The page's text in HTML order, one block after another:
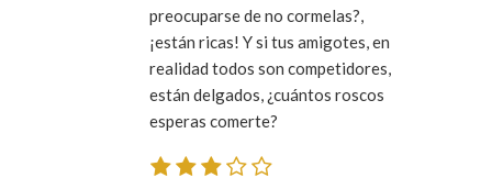
preocuparse de no cormelas?,
¡están ricas! Y si tus amigotes, en
realidad todos son competidores,
están delgados, ¿cuántos roscos
esperas comerte?